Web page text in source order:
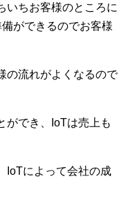
いちお客様のところに
ができるのでお客様
の流れがよくなるので
ができ、IoTは売上も
IoTによって会社の成